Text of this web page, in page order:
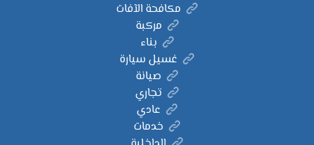
مكافحة الآفات
مركبة
بناء
غسيل سيارة
صيانة
تجاري
عادي
خدمات